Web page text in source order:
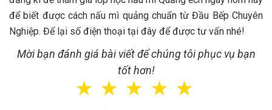
để biết được cách nấu mì quảng chuẩn từ Đầu Bếp Chuyên
Nghiệp. Để lại số điện thoại tại đây để được tư vấn nhé!
Mời bạn đánh giá bài viết để chúng tôi phục vụ bạn
tốt hơn!
☆
☆
☆
☆
☆